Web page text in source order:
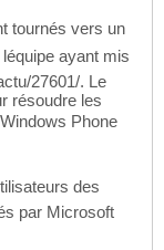
tournés vers un
ayant mis
27601/. Le
résoudre les
Phone
des
par Microsoft